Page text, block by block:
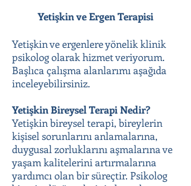
Yetişkin ve Ergen Terapisi
Yetişkin ve ergenlere yönelik klinik
psikolog olarak hizmet veriyorum.
Başlıca çalışma alanlarımı aşağıda
inceleyebilirsiniz.
Yetişkin Bireysel Terapi Nedir?
Yetişkin bireysel terapi, bireylerin
kişisel sorunlarını anlamalarına,
duygusal zorluklarını aşmalarına ve
yaşam kalitelerini artırmalarına
yardımcı olan bir süreçtir. Psikolog